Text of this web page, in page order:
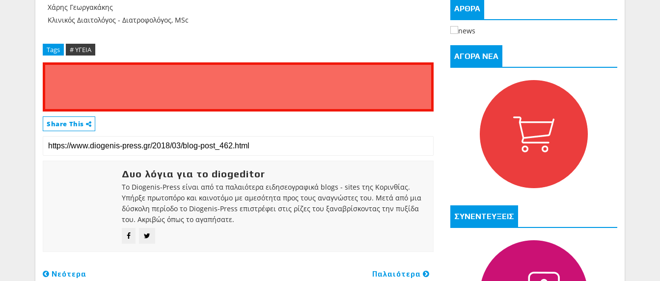
Χάρης Γεωργακάκης
Κλινικός Διαιτολόγος - Διατροφολόγος, MSc
Tags # ΥΓΕΙΑ
Share This
Δυο λόγια για το diogeditor
Το Diogenis-Press είναι από τα παλαιότερα ειδησεογραφικά blogs - sites της Κορινθίας.
Υπήρξε πρωτοπόρο και καινοτόμο με αμεσότητα προς τους αναγνώστες του. Μετά από μια
δύσκολη περίοδο το Diogenis-Press επιστρέφει στις ρίζες του ξαναβρίσκοντας την πυξίδα
του. Ακριβώς όπως το αγαπήσατε.
Νεότερα Παλαιότερα
ΑΡΘΡΑ
ΑΓΟΡΑ ΝΕΑ
ΣΥΝΕΝΤΕΥΞΕΙΣ